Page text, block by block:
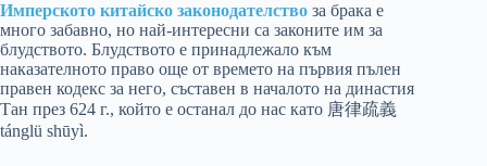
Имперското китайско законодателство за брака е
много забавно, но най-интересни са законите им за
блудството. Блудството е принадлежало към
наказателното право още от времето на първия пълен
правен кодекс за него, съставен в началото на династия
Тан през 624 г., който е останал до нас като 唐律疏義
tánglü shūyì.